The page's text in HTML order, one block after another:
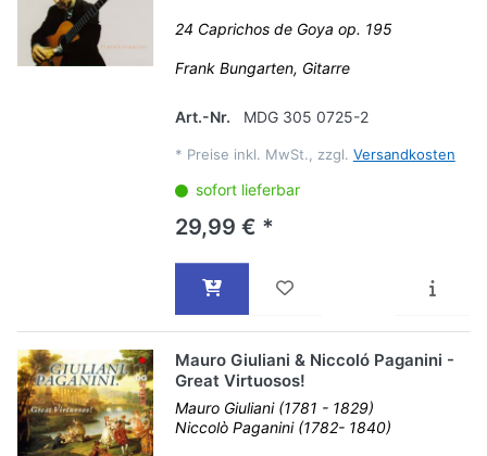
24 Caprichos de Goya op. 195
Frank Bungarten, Gitarre
Art.-Nr. MDG 305 0725-2
* Preise inkl. MwSt., zzgl. Versandkosten
sofort lieferbar
29,99 € *
Mauro Giuliani & Niccoló Paganini -
Great Virtuosos!
Mauro Giuliani (1781 - 1829)
Niccolò Paganini (1782- 1840)